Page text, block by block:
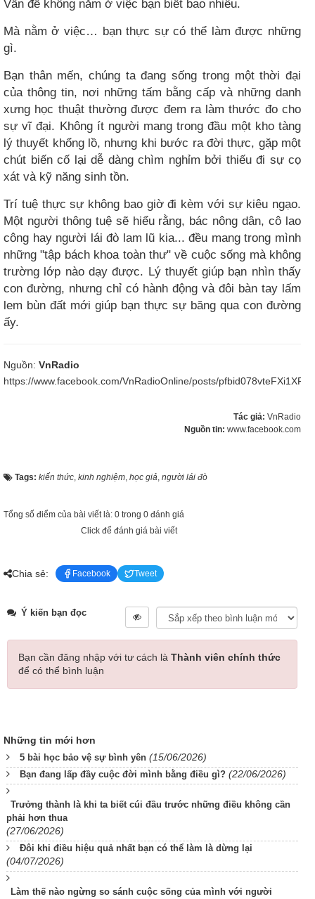
Vấn đề không nằm ở việc bạn biết bao nhiêu.
Mà nằm ở việc… bạn thực sự có thể làm được những
gì.
Bạn thân mến, chúng ta đang sống trong một thời đại
của thông tin, nơi những tấm bằng cấp và những danh
xưng học thuật thường được đem ra làm thước đo cho
sự vĩ đại. Không ít người mang trong đầu một kho tàng
lý thuyết khổng lồ, nhưng khi bước ra đời thực, gặp một
chút biến cố lại dễ dàng chìm nghỉm bởi thiếu đi sự cọ
xát và kỹ năng sinh tồn.
Trí tuệ thực sự không bao giờ đi kèm với sự kiêu ngạo.
Một người thông tuệ sẽ hiểu rằng, bác nông dân, cô lao
công hay người lái đò lam lũ kia... đều mang trong mình
những "tập bách khoa toàn thư" về cuộc sống mà không
trường lớp nào dạy được. Lý thuyết giúp bạn nhìn thấy
con đường, nhưng chỉ có hành động và đôi bàn tay lấm
lem bùn đất mới giúp bạn thực sự băng qua con đường
ấy.
Nguồn: VnRadio
https://www.facebook.com/VnRadioOnline/posts/
Tác giả: VnRadio
Nguồn tin: www.facebook.com
Tags: kiến thức, kinh nghiệm, học giả, người lái đò
Tổng số điểm của bài viết là: 0 trong 0 đánh giá
Click để đánh giá bài viết
Chia sẻ: Facebook Tweet
Ý kiến bạn đọc
Bạn cần đăng nhập với tư cách là Thành viên chính thức
để có thể bình luận
Những tin mới hơn
5 bài học bảo vệ sự bình yên (15/06/2026)
Bạn đang lấp đầy cuộc đời mình bằng điều gì? (22/06/2026)
Trưởng thành là khi ta biết cúi đầu trước những điều không cần
phải hơn thua
(27/06/2026)
Đôi khi điều hiệu quả nhất bạn có thể làm là dừng lại
(04/07/2026)
Làm thế nào ngừng so sánh cuộc sống của mình với người